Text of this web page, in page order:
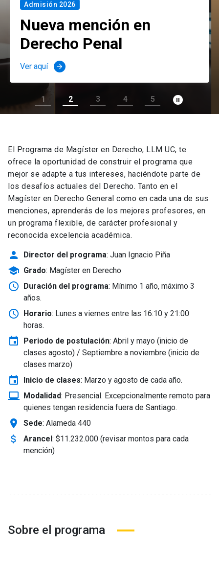
Admisión 2026
Nueva mención en
Derecho Penal
Ver aquí arrow_forward
1 2 3 4 5 pause_circle_filled
El Programa de Magíster en Derecho, LLM UC, te
ofrece la oportunidad de construir el programa que
mejor se adapte a tus intereses, haciéndote parte de
los desafíos actuales del Derecho. Tanto en el
Magíster en Derecho General como en cada una de sus
menciones, aprenderás de los mejores profesores, en
un programa flexible, de carácter profesional y
reconocida excelencia académica.
person Director del programa: Juan Ignacio Piña
school Grado: Magíster en Derecho
schedule Duración del programa: Mínimo 1 año, máximo 3
años.
schedule Horario: Lunes a viernes entre las 16:10 y 21:00
horas.
event Periodo de postulación: Abril y mayo (inicio de
clases agosto) / Septiembre a noviembre (inicio de
clases marzo)
event Inicio de clases: Marzo y agosto de cada año.
laptop_windows Modalidad: Presencial. Excepcionalmente remoto para
quienes tengan residencia fuera de Santiago.
location_on Sede: Alameda 440
attach_money Arancel: $11.232.000 (revisar montos para cada
mención)
Sobre el programa